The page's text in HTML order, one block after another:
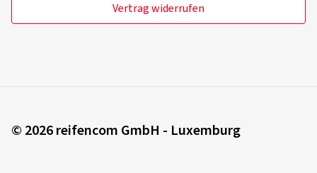
Vertrag widerrufen
© 2026 reifencom GmbH - Luxemburg